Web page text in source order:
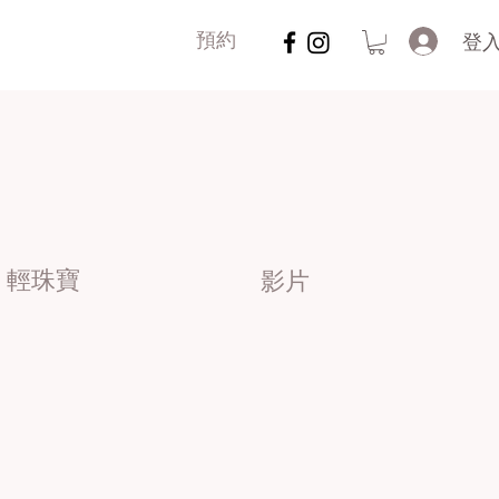
預約 登
輕珠寶 影片